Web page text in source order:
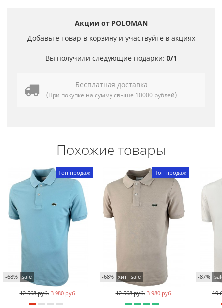
Акции от POLOMAN
Добавьте товар в корзину и участвуйте в акциях
Вы получили следующие подарки: 0/1
Бесплатная доставка
(При покупке на сумму свыше 10000 рублей)
Похожие товары
Топ продаж
-68% sale
12 568 руб. 3 980 руб.
Топ продаж
-68% хит sale
12 568 руб. 3 980 руб.
-87%
19